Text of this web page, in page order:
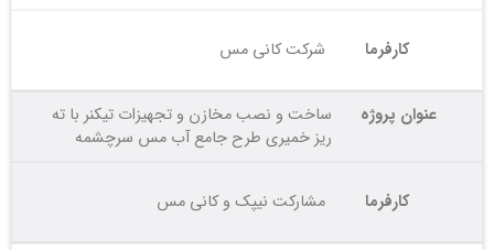
کارفرما شرکت کانی مس
عنوان پروژه
ساخت و نصب مخازن و تجهیزات تیکنر با ته
ریز خمیری طرح جامع آب مس سرچشمه
کارفرما مشارکت نیپک و کانی مس